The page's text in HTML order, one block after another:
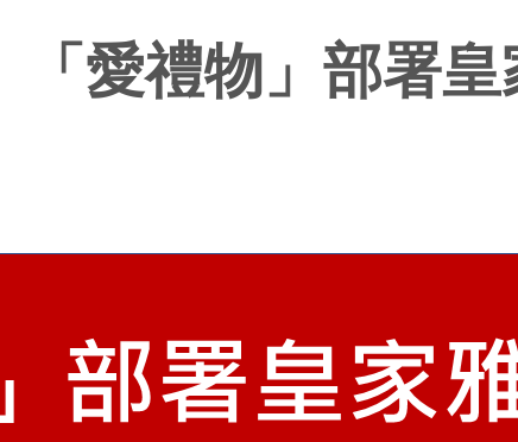
「愛禮物」部署